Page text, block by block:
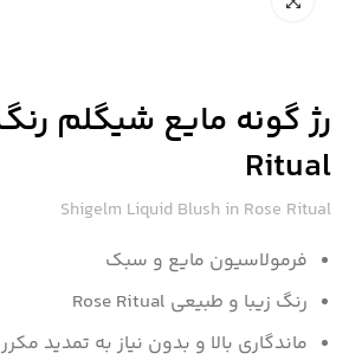
Ritual
Shigelm Liquid Blush in Rose Ritual
فرمولاسیون مایع و سبک
رنگ زیبا و طبیعی Rose Ritual
ماندگاری بالا و بدون نیاز به تمدید مکرر